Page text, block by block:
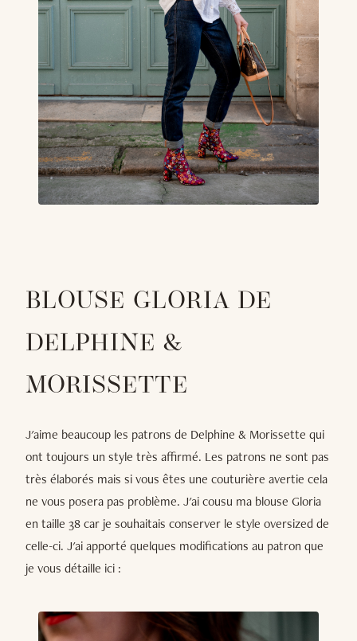
BLOUSE GLORIA DE
DELPHINE &
MORISSETTE
J'aime beaucoup les patrons de Delphine & Morissette qui
ont toujours un style très affirmé. Les patrons ne sont pas
très élaborés mais si vous êtes une couturière avertie cela
ne vous posera pas problème. J'ai cousu ma blouse Gloria
en taille 38 car je souhaitais conserver le style oversized de
celle-ci. J'ai apporté quelques modifications au patron que
je vous détaille ici :